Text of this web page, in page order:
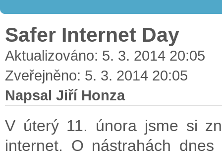
Safer Internet Day
Aktualizováno: 5. 3. 2014 20:05
Zveřejněno: 5. 3. 2014 20:05
Napsal Jiří Honza
V úterý 11. února jsme si
internet. O nástrahách